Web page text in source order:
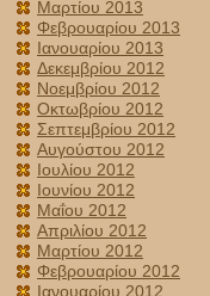
Μαρτίου 2013
Φεβρουαρίου 2013
Ιανουαρίου 2013
Δεκεμβρίου 2012
Νοεμβρίου 2012
Οκτωβρίου 2012
Σεπτεμβρίου 2012
Αυγούστου 2012
Ιουλίου 2012
Ιουνίου 2012
Μαΐου 2012
Απριλίου 2012
Μαρτίου 2012
Φεβρουαρίου 2012
Ιανουαρίου 2012